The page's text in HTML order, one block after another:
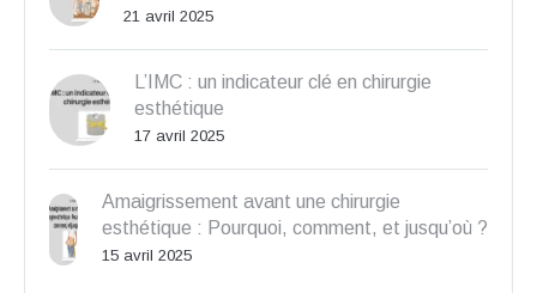
21 avril 2025
L’IMC : un indicateur clé en chirurgie
esthétique
17 avril 2025
Amaigrissement avant une chirurgie
esthétique : Pourquoi, comment, et jusqu’où ?
15 avril 2025